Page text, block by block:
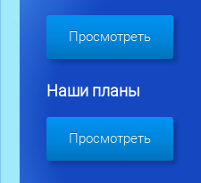
Просмотреть
Наши планы
Просмотреть